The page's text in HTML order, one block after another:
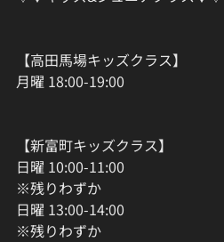
【高田馬場キッズクラス】
月曜 18:00-19:00
【新富町キッズクラス】
日曜 10:00-11:00
※残りわずか
日曜 13:00-14:00
※残りわずか